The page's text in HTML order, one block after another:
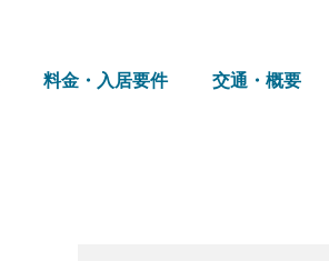
料金・入居要件 交通・概要